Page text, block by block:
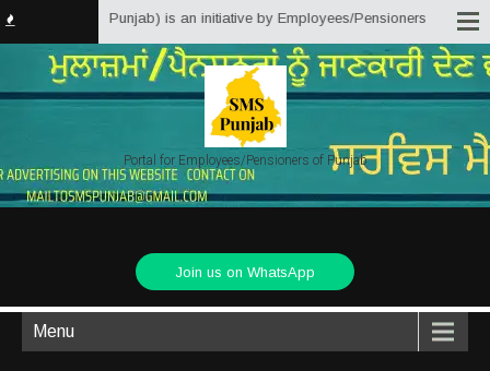
Solutions Punjab) is an initiative by Employees/Pensioners of
Portal for Employees/Pensioners of Punjab
Join us on WhatsApp
Menu